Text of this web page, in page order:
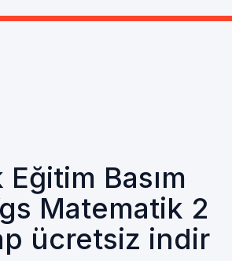
Basım
Matematik 2
ücretsiz indir